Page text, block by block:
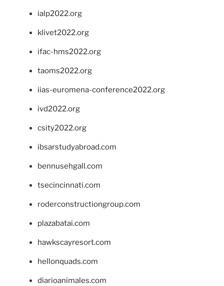
ialp2022.org
klivet2022.org
ifac-hms2022.org
taoms2022.org
iias-euromena-conference2022.org
ivd2022.org
csity2022.org
ibsarstudyabroad.com
bennusehgall.com
tsecincinnati.com
roderconstructiongroup.com
plazabatai.com
hawkscayresort.com
hellonquads.com
diarioanimales.com